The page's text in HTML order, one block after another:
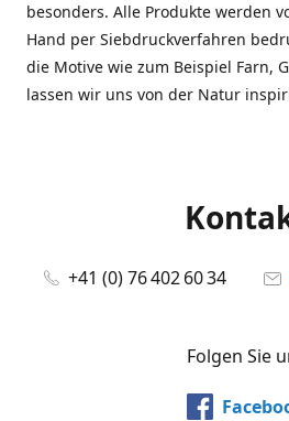
besonders. Alle Produkte werden
Hand per Siebdruckverfahren
die Motive wie zum Beispiel Farn,
lassen wir uns von der Natur
+41 (0) 76 402 60 34
Folgen Sie